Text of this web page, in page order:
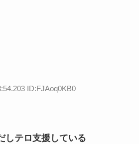
ID:FJAoq0KB0
しテロ支援している